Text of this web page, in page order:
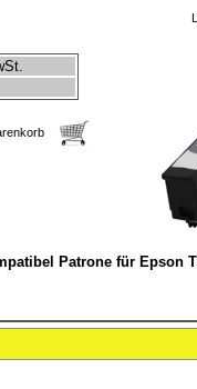
Patrone für Epson